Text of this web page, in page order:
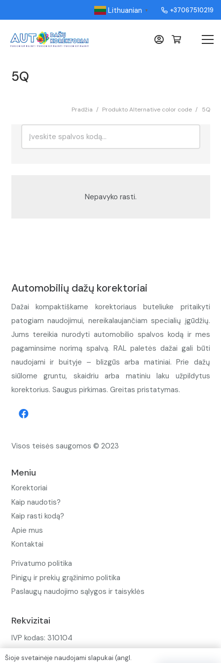
Lithuanian ▼ +37067510219
5Q
Pradžia / Produkto Alternative color code / 5Q
Nepavyko rasti.
Automobilių dažų korektoriai
Dažai kompaktiškame korektoriaus buteliuke pritaikyti
patogiam naudojimui, nereikalaujančiam specialių įgūdžių.
Jums tereikia nurodyti automobilio spalvos kodą ir mes
pagaminsime norimą spalvą. RAL paletės dažai gali būti
naudojami ir buityje – blizgūs arba matiniai. Prie dažų
siūlome gruntu, skaidriu arba matiniu laku užpildytus
korektorius. Saugus pirkimas. Greitas pristatymas.
Visos teisės saugomos © 2023
Meniu
Korektoriai
Kaip naudotis?
Kaip rasti kodą?
Apie mus
Kontaktai
Privatumo politika
Pinigų ir prekių grąžinimo politika
Paslaugų naudojimo sąlygos ir taisyklės
Rekvizitai
IVP kodas: 310104
Šioje svetainėje naudojami slapukai (angl.